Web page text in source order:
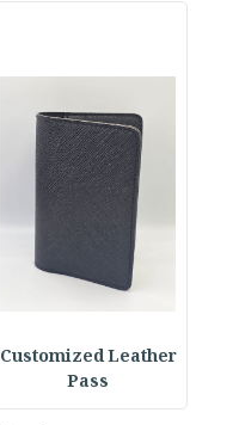
Customized Leather
Pass